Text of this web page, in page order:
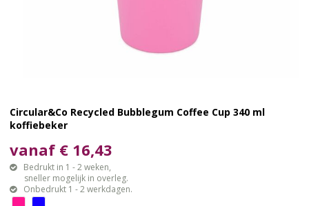
Circular&Co Recycled Bubblegum Coffee Cup 340 ml
koffiebeker
vanaf € 16,43
Bedrukt in 1 - 2 weken,
sneller mogelijk in overleg.
Onbedrukt 1 - 2 werkdagen.